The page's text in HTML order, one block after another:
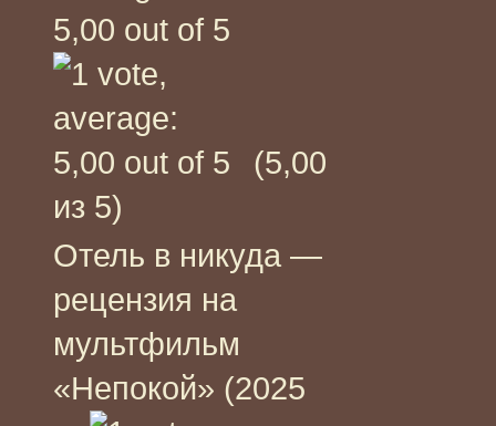
(5,00
из 5)
Отель в никуда —
рецензия на
мультфильм
«Непокой» (2025